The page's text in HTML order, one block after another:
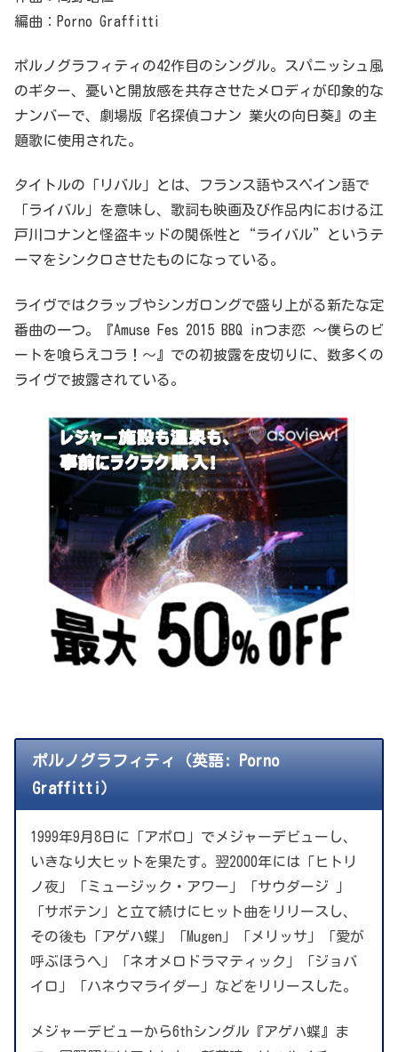
編曲：Porno Graffitti
ポルノグラフィティの42作目のシングル。スパニッシュ風
のギター、憂いと開放感を共存させたメロディが印象的な
ナンバーで、劇場版『名探偵コナン 業火の向日葵』の主
題歌に使用された。
タイトルの「リバル」とは、フランス語やスペイン語で
「ライバル」を意味し、歌詞も映画及び作品内における江
戸川コナンと怪盗キッドの関係性と“ライバル”というテ
ーマをシンクロさせたものになっている。
ライヴではクラップやシンガロングで盛り上がる新たな定
番曲の一つ。『Amuse Fes 2015 BBQ inつま恋 〜僕らのビ
ートを喰らえコラ！〜』での初披露を皮切りに、数多くの
ライヴで披露されている。
ポルノグラフィティ（英語: Porno
Graffitti）
1999年9月8日に「アポロ」でメジャーデビューし、
いきなり大ヒットを果たす。翌2000年には「ヒトリ
ノ夜」「ミュージック・アワー」「サウダージ 」
「サボテン」と立て続けにヒット曲をリリースし、
その後も「アゲハ蝶」「Mugen」「メリッサ」「愛が
呼ぶほうへ」「ネオメロドラマティック」「ジョバ
イロ」「ハネウマライダー」などをリリースした。
メジャーデビューから6thシングル『アゲハ蝶』ま